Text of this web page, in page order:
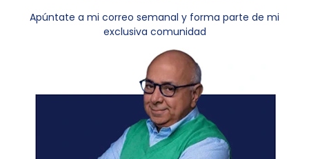
Apúntate a mi correo semanal y forma parte de mi
exclusiva comunidad